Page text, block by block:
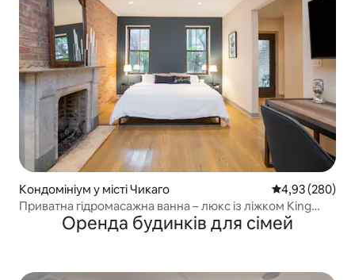
Кондомініум у місті Чикаго Середня
4,93 (280)
Приватна гідромасажна ванна – люкс із ліжком King
size – безкоштовне паркування
Оренда будинків для сімей